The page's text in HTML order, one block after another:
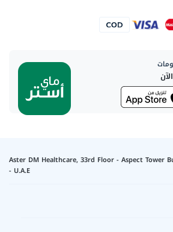
Aster DM Healthcare, 33rd Floor - Aspect Tower
- U.A.E